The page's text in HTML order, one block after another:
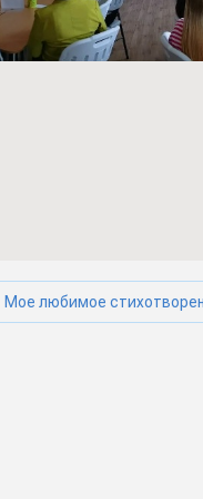
Мое любимое